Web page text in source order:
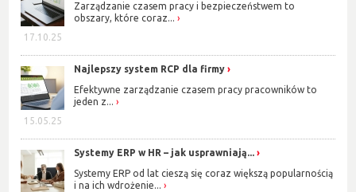
17.10.25
Zarządzanie czasem pracy i bezpieczeństwem to
obszary, które coraz...
15.05.25
Najlepszy system RCP dla firmy
Efektywne zarządzanie czasem pracy pracowników to
jeden z...
Systemy ERP w HR – jak usprawniają...
Systemy ERP od lat cieszą się coraz większą popularnością
i na ich wdrożenie...